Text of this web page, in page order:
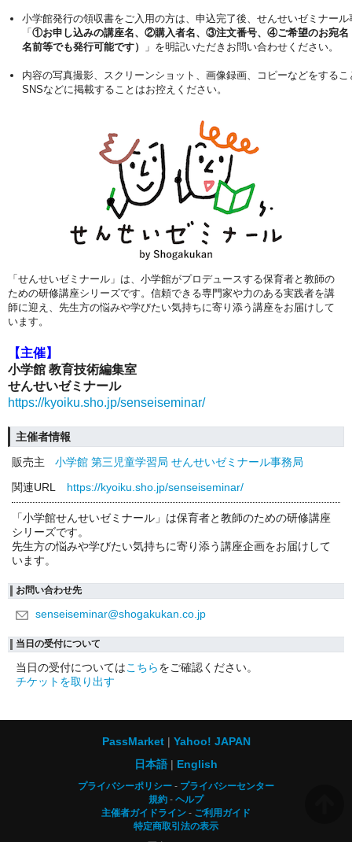
小学館発行の領収書をご入用の方は、申込完了後、せんせいゼミナー
「 ①お申し込みの講座名、②購入者名、③注文番号、④ご希望のお宛名
名前等でも発行可能です）
」を明記いただきお問い合わせください。
内容の写真撮影、スクリーンショット、画像録画、コピーなどをする
SNSなどに掲載することはお控えください。
「せんせいゼミナール」は、小学館がプロデュースする保育者と教師の
ための研修講座シリーズです。信頼できる専門家や力のある実践者を講
師に迎え、先生方の悩みや学びたい気持ちに寄り添う講座をお届けして
います。
【主催】
小学館 教育技術編集室
せんせいゼミナール
https://kyoiku.sho.jp/senseiseminar/
主催者情報
販売主
小学館 第三児童学習局 せんせいゼミナール事務局
関連URL
https://kyoiku.sho.jp/senseiseminar/
「小学館せんせいゼミナール」は保育者と教師のための研修講座
シリーズです。
先生方の悩みや学びたい気持ちに寄り添う講座企画をお届けして
います。
お問い合わせ先
senseiseminar@shogakukan.co.jp
当日の受付について
当日の受付についてはこちらをご確認ください。
チケットを取り出す
PassMarket
Yahoo! JAPAN
日本語
English
プライバシーポリシー
プライバシーセンター
規約
ヘルプ
主催者ガイドライン
ご利用ガイド
特定商取引法の表示